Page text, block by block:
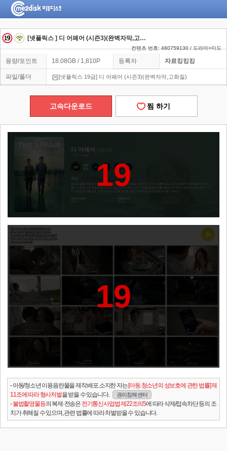
[넷플릭스 ] 디 어페어 (시즌3)(완벽자막,고화질)
컨텐츠 번호: 480759130 / 드라마>미드
용량/포인트 18.08GB / 1,810P 등록자 자료킹킹킹
파일/폴더 [넷플릭스 19금] 디 어페어 (시즌3)(완벽자막,고화질)
고속다운로드 찜 하기
19
19
- 아동/청소년 이용음란물을 제작.배포.소지한 자는[아동.청소년의 성보호에 관한 법률] 제
11조에 따라 형사처벌을 받을 수 있습니다. 권리침해 센터
-불법촬영물등의 복제·전송은 전기통신사업법 제22조의5에 따라 삭제/접속차단 등의 조
치가 취해질 수 있으며, 관련 법률에 따라 처벌받을 수 있습니다.